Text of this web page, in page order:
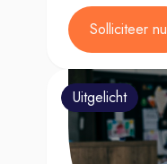
Solliciteer nu
Uitgelicht